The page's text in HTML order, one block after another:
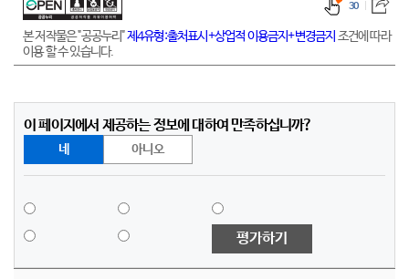
본 저작물은 "공공누리"제4유형:출처표시+상업적 이용금지+변경금지 조건에 따라
이용 할 수 있습니다.
30
이 페이지에서 제공하는 정보에 대하여 만족하십니까?
네 아니오
평가하기